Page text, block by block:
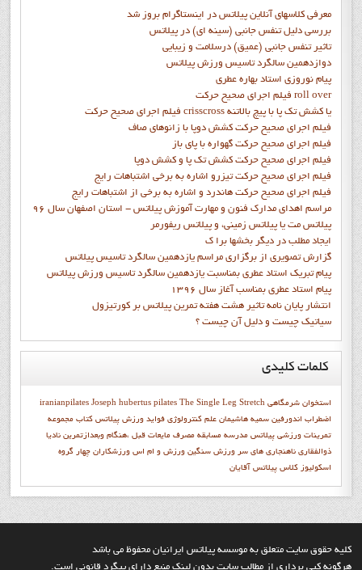
معرفی کلاسهای آنلاین پیلاتس در اینستاگرام بروز شد
بررسی دلیل تنفس جانبی (سینه ای) در پیلاتس
تاثیر تنفس جانبی (عمیق) درسلامت و زیبایی
دوازدهمين سالگرد تاسيس ورزش پيلاتس
پيام نوروزي استاد بهاره عطري
فيلم اجراي صحيح حرکت roll over
فيلم اجراي صحيح حركت crisscross يا كشش تك پا با پيچ بالاتنه
فيلم اجراي صحيح حرکت كشش دوپا با زانوهاي صاف
فيلم اجراي صحيح حرکت گهواره با پاي باز
فيلم اجراي صحيح حرکت کشش تک پا و کشش دوپا
فيلم اجراي صحيح حرکت تيزرو اشاره به برخي اشتباهات رايج
فيلم اجراي صحيح حرکت هاندرد و اشاره به برخي از اشتباهات رايج
مراسم اهدای مدارک فنون و مهارت آموزش پیلاتس - استان اصفهان سال 96
پیلاتس مت یا پیلاتس زمینی، و پیلاتس ریفورمر
ايجاد مطلب در ديگر بخشها برا ک
گزارش تصويري از برگزاري مراسم يازدهمين سالگرد تاسيس پيلاتس
پيام تبريک استاد عطري بمناسبت يازدهمين سالگرد تاسيس ورزش پيلاتس
پيام استاد عطري بمناسب آغاز سال 1396
انتشار پايان نامه تاثیر هشت هفته تمرین پیلاتس بر کورتیزول
سیاتیک چیست و دلیل آن چیست ؟
کلماتکلیدی
iranianpilates Joseph hubertus pilates The Single Leg Stretch استخوان شرمگاهي
اضطراب اندورفین سميه هاشيمان علم کنترولوژي فواید ورزش پیلاتس كتاب مجموعه
تمرينات ورزشي پيلاتس مدرسه مسابقه مصرف مایعات قبل ،هنگام وبعدازتمرین ناديا
ذوالفقاري ناهنجاری های سر ورزش سنگین ورزش و ام اس ورزشکاران چهار گروه
اسکولیوز کلاس پیلاتس آقایان
کليه حقوق سايت متعلق به موسسه پيلاتس ايرانيان محفوظ مي باشد
هرگونه کپي برداري از مطالب سايت بدون لينک منبع داراي پيگرد قانوني است.